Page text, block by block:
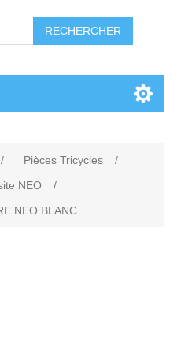
RECHERCHER
/ Pièces Tricycles
/
NEO
/
NEO BLANC